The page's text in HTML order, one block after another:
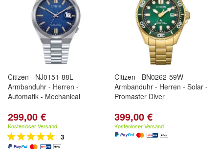
Citizen - NJ0151-88L -
Armbanduhr - Herren -
Automatik - Mechanical
299,00 €
Kostenloser Versand
3
Citizen - BN0262-59W -
Armbanduhr - Herren - Solar -
Promaster Diver
399,00 €
Kostenloser Versand